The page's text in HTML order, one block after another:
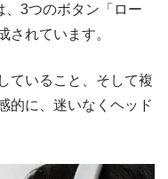
、3つのボタン「ロー
されています。
ていること、そして複
的に、迷いなくヘッド